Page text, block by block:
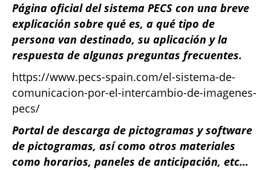
Página oficial del sistema PECS con una breve
explicación sobre qué es, a qué tipo de
persona van destinado, su aplicación y la
respuesta de algunas preguntas frecuentes.
https://www.pecs-spain.com/el-sistema-de-
comunicacion-por-el-intercambio-de-imagenes-
pecs/
Portal de descarga de pictogramas y software
de pictogramas, así como otros materiales
como horarios, paneles de anticipación, etc…